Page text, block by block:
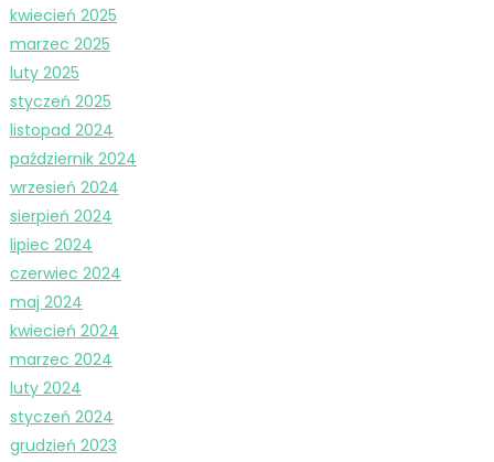
kwiecień 2025
marzec 2025
luty 2025
styczeń 2025
listopad 2024
październik 2024
wrzesień 2024
sierpień 2024
lipiec 2024
czerwiec 2024
maj 2024
kwiecień 2024
marzec 2024
luty 2024
styczeń 2024
grudzień 2023